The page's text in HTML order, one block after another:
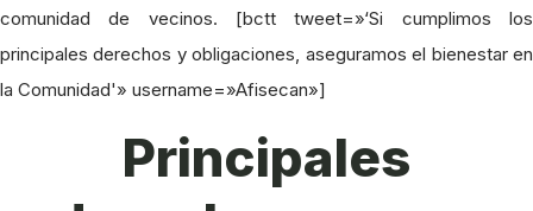
comunidad de vecinos. [bctt tweet=»‘Si cumplimos los
principales derechos y obligaciones, aseguramos el bienestar en
la Comunidad'» username=»Afisecan»]
Principales